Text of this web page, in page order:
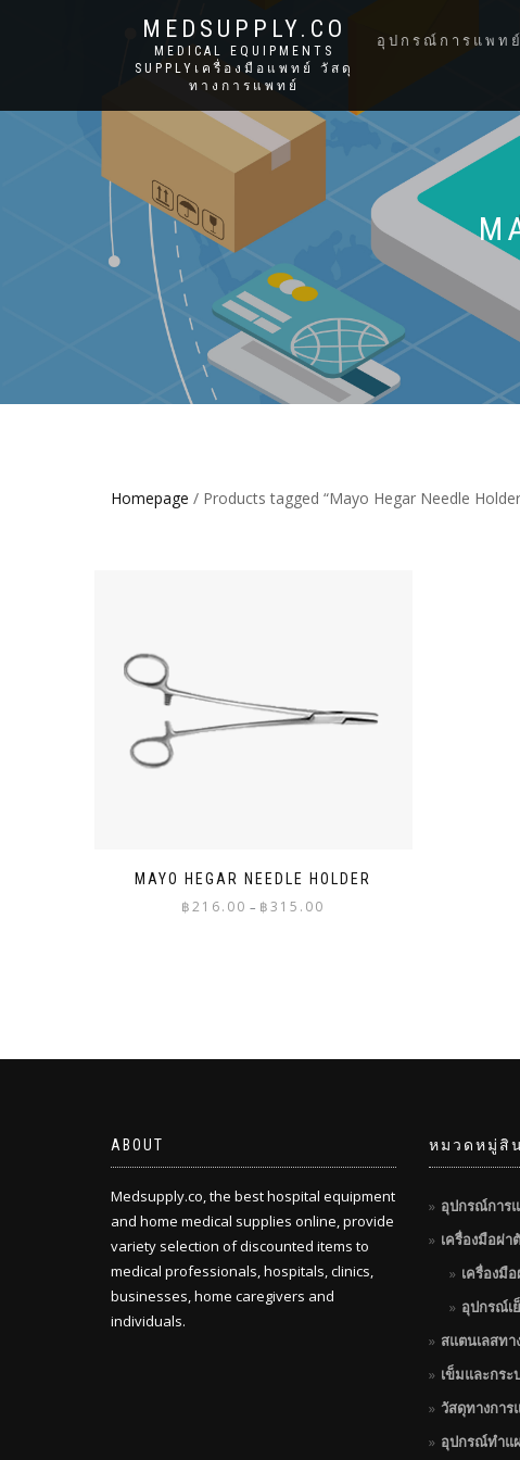
MEDSUPPLY.CO
MEDICAL EQUIPMENTS
SUPPLYเครื่องมือแพทย์ วัสดุ
ทางการแพทย์
อุปกรณ์การแพทย์
Homepage / Products tagged “Mayo Hegar Needle
MAYO HEGAR NEEDLE HOLDER
฿216.00 – ฿315.00
ABOUT
Medsupply.co, the best hospital equipment
and home medical supplies online, provide
variety selection of discounted items to
medical professionals, hospitals, clinics,
businesses, home caregivers and
individuals.
หมวดหมู่สิ
อุปกรณ์การ
เครื่องมือผ่า
เครื่องมื
อุปกรณ์เ
สแตนเลสท
เข็มและกร
วัสดุทางการ
อุปกรณ์ทำแ